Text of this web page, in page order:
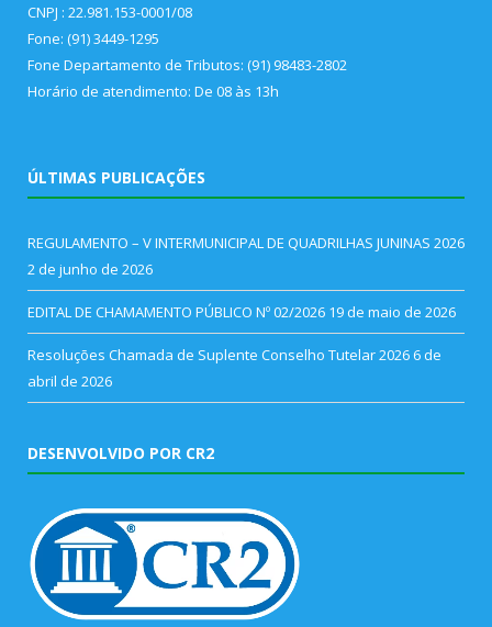
CNPJ : 22.981.153-0001/08
Fone: (91) 3449-1295
Fone Departamento de Tributos: (91) 98483-2802
Horário de atendimento: De 08 às 13h
ÚLTIMAS PUBLICAÇÕES
REGULAMENTO – V INTERMUNICIPAL DE QUADRILHAS JUNINAS 2026
2 de junho de 2026
EDITAL DE CHAMAMENTO PÚBLICO Nº 02/2026 19 de maio de 2026
Resoluções Chamada de Suplente Conselho Tutelar 2026 6 de
abril de 2026
DESENVOLVIDO POR CR2